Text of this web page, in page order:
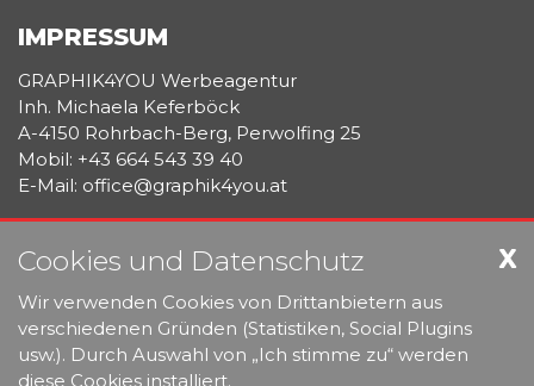
IMPRESSUM
GRAPHIK4YOU Werbeagentur
Inh. Michaela Keferböck
A-4150 Rohrbach-Berg, Perwolfing 25
Mobil: +43 664 543 39 40
E-Mail: office@graphik4you.at
DRUCKMANAGEMENT & LOGISTIK
MOBILE AUSSTELLUNGSSYSTEME
www.graphik4you.at
X
Cookies und Datenschutz
Wir verwenden Cookies von Drittanbietern aus
verschiedenen Gründen (Statistiken, Social Plugins
usw.). Durch Auswahl von „Ich stimme zu“ werden
diese Cookies installiert.